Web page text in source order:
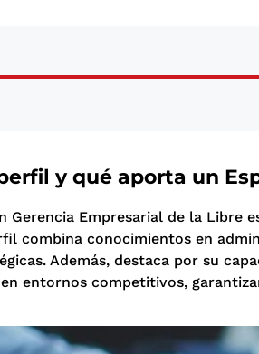
y qué aporta un
Gerencia Empresarial de la
combina conocimientos en
Además, destaca por su
entornos competitivos,